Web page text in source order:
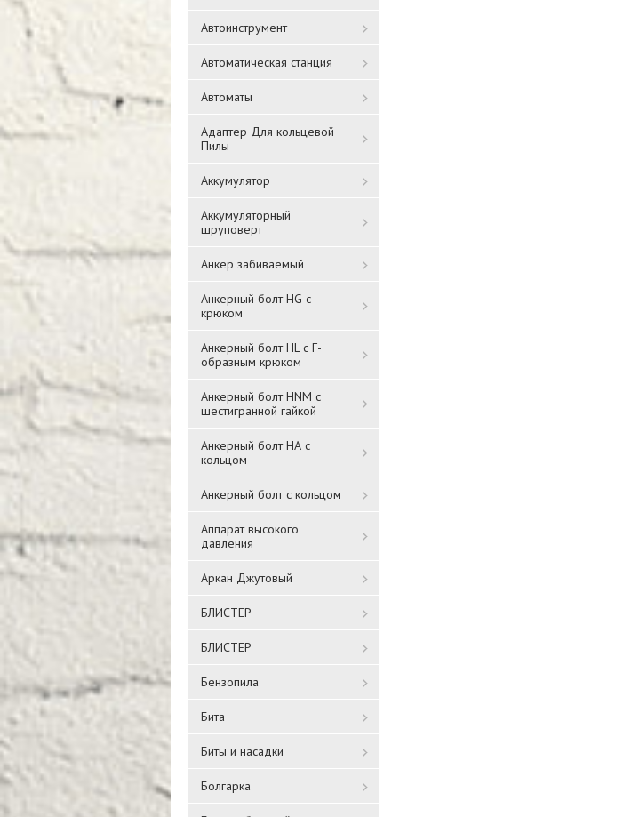
Автоинструмент
Автоматическая станция
Автоматы
Адаптер Для кольцевой
Пилы
Аккумулятор
Аккумуляторный
шруповерт
Анкер забиваемый
Анкерный болт HG с
крюком
Анкерный болт HL с Г-
образным крюком
Анкерный болт HNM с
шестигранной гайкой
Анкерный болт НА с
кольцом
Анкерный болт с кольцом
Аппарат высокого
давления
Аркан Джутовый
БЛИСТЕР
БЛИСТЕР
Бензопила
Бита
Биты и насадки
Болгарка